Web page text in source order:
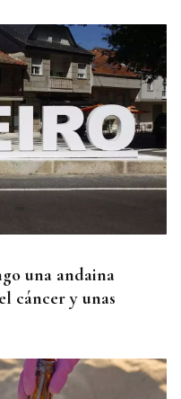
dos coches en la
una andaina
cáncer y unas